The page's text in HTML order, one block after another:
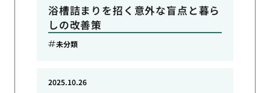
浴槽詰まりを招く意外な盲点と暮ら
しの改善策
未分類
2025.10.26